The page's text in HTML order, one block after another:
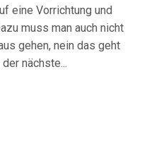
eine Vorrichtung und
muss man auch nicht
gehen, nein das geht
nächste...